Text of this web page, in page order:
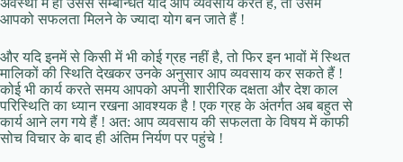
अवस्था में हो उससे सम्बन्धित यदि आप व्यवसाय करते हैं, तो उसमे
आपको सफलता मिलने के ज्यादा योग बन जाते हैं !
और यदि इनमें से किसी में भी कोई ग्रह नहीं है, तो फिर इन भावों में स्‍थित
मालिकों की स्‍थिति देखकर उनके अनुसार आप व्यवसाय कर सकते हैं !
कोई भी कार्य करते समय आपको अपनी शारीरिक दक्षता और देश काल
परिस्‍थिति का ध्यान रखना आवश्यक है ! एक ग्रह के अंतर्गत अब बहुत से
कार्य आने लग गये हैं ! अत: आप व्यवसाय की सफलता के विषय में काफी
सोच विचार के बाद ही अंतिम निर्यण पर पहुंचे !